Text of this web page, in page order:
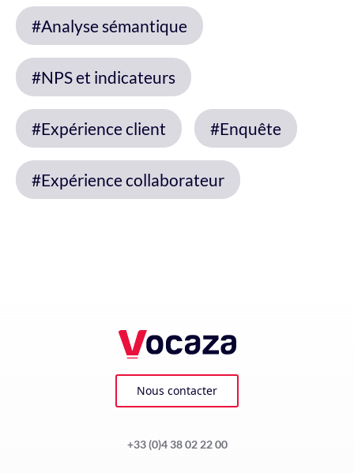
#Analyse sémantique
#NPS et indicateurs
#Expérience client #Enquête
#Expérience collaborateur
Nous contacter
+33 (0)4 38 02 22 00